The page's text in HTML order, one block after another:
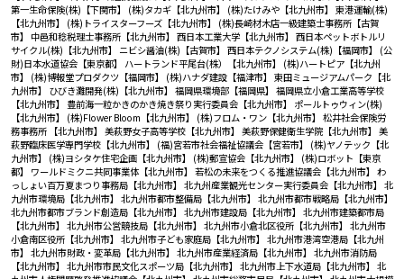
第一生命保険(株)【下関市】 (株)タカギ【北九州市】 (株)たけみや【北九州市】 東港運輸(株)
【北九州市】 (株)トライスターフーズ【北九州市】 (株)長崎材木店一級建築士事務所【古賀
市】 中邑和稔税理士事務所【北九州市】 西日本工業大学【北九州市】 西日本ペットボトルリ
サイクル(株)【北九州市】 ニビシ醤油(株)【古賀市】 西日本テクノシステム(株)【福岡市】 (公
財)日本水道協会【東京都】 ハートランド平尾台(株）【北九州市】 (株)ハートピア【北九州
市】 (株)博報堂プロダクツ【福岡市】 (株)ハナダ建設【福津市】 東田ミュージアムパーク【北
九州市】 ひびき灘開発(株)【北九州市】 福岡県環境部【福岡県】 福岡県立小倉工業高等学校
【北九州市】 豊前海一粒かきのかき焼き祭り実行委員会【北九州市】 ポールトゥウィン(株)
【北九州市】 (株)Flower Bloom【北九州市】 (株)フロム・ワン【北九州市】 松井社会保険労
務事務所 【北九州市】 美萩野女子高等学校【北九州市】 美萩野保健衛生学院【北九州市】 美
萩野臨床医学専門学校【北九州市】 (福)宮若市社会福祉協議会【宮若市】 (株)ヤノテック【北
九州市】 (株)ヨシタケ住宅企画【北九州市】 (株)郵宣協会【北九州市】 (株)ロボット【東京
都】 ワールドミクニ共同事業体【北九州市】 若松の未来をつくる推進協議会【北九州市】 わ
っしょい百万夏まつり事務局【北九州市】 北九州産業観光センター実行委員会【北九州市】 北
九州市環境局【北九州市】 北九州市都市整備局【北九州市】 北九州市都市戦略局【北九州市】
北九州市都市ブランド創造局【北九州市】 北九州市建設局【北九州市】 北九州市建築都市局
【北九州市】 北九州市公営競技局【北九州市】 北九州市小倉北区役所【北九州市】 北九州市
小倉南区役所【北九州市】 北九州市子ども家庭局【北九州市】 北九州市港湾空港局【北九州
市】 北九州市財政・変革局【北九州市】 北九州市産業経済局【北九州市】 北九州市消防局
【北九州市】 北九州市市民文化スポーツ局【北九州市】 北九州市上下水道局【北九州市】 北